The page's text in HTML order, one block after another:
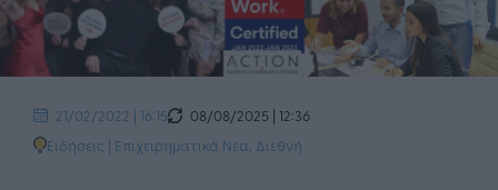
21/02/2022 | 16:15
08/08/2025 | 12:36
Ειδήσεις | Επιχειρηματικά Νέα Διεθνή